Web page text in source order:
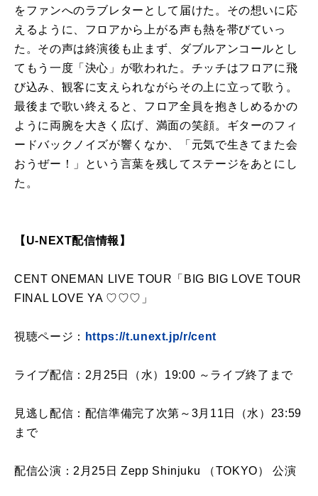
をファンへのラブレターとして届けた。その想いに応
えるように、フロアから上がる声も熱を帯びていっ
た。その声は終演後も止まず、ダブルアンコールとし
てもう一度「決心」が歌われた。チッチはフロアに飛
び込み、観客に支えられながらその上に立って歌う。
最後まで歌い終えると、フロア全員を抱きしめるかの
ように両腕を大きく広げ、満面の笑顔。ギターのフィ
ードバックノイズが響くなか、「元気で生きてまた会
おうぜー！」という言葉を残してステージをあとにし
た。
【U-NEXT配信情報】
CENT ONEMAN LIVE TOUR「BIG BIG LOVE TOUR
FINAL LOVE YA ♡♡♡」
視聴ページ： https://t.unext.jp/r/cent
ライブ配信：2月25日（水）19:00 ～ライブ終了まで
見逃し配信：配信準備完了次第～3月11日（水）23:59
まで
配信公演：2月25日 Zepp Shinjuku （TOKYO） 公演